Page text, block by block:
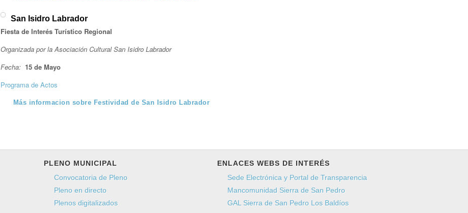
San Isidro Labrador
Fiesta de Interés Turístico Regional
Organizada por la Asociación Cultural San Isidro Labrador
Fecha: 15 de Mayo
Programa de Actos
Más informacion sobre Festividad de San Isidro Labrador
PLENO MUNICIPAL
Convocatoria de Pleno
Pleno en directo
Plenos digitalizados
ENLACES WEBS DE INTERÉS
Sede Electrónica y Portal de Transparencia
Mancomunidad Sierra de San Pedro
GAL Sierra de San Pedro Los Baldíos